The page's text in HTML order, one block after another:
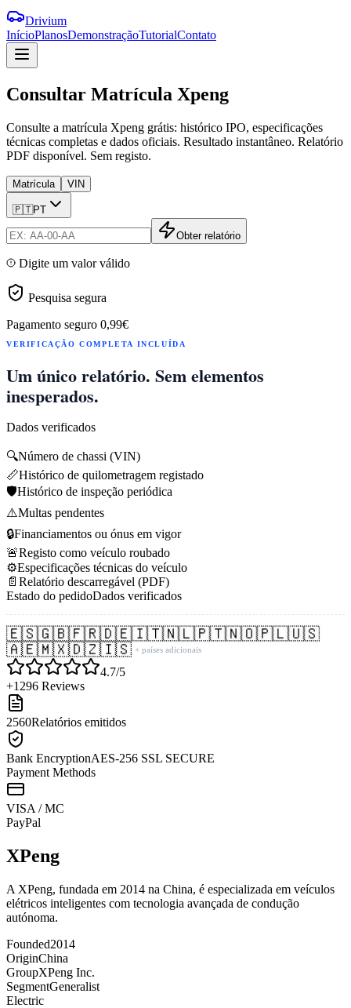
Drivium
InícioPlanosDemonstraçãoTutorialContato
Consultar Matrícula Xpeng
Consulte a matrícula Xpeng grátis: histórico IPO, especificações
técnicas completas e dados oficiais. Resultado instantâneo. Relatório
PDF disponível. Sem registo.
Matrícula VIN
🇵🇹PT
Obter relatório
Digite um valor válido
Pesquisa segura
Pagamento seguro 0,99€
VERIFICAÇÃO COMPLETA INCLUÍDA
Um único relatório. Sem elementos
inesperados.
Dados verificados
🔍Número de chassi (VIN)
📏Histórico de quilometragem registado
🛡️Histórico de inspeção periódica
⚠️Multas pendentes
🔒Financiamentos ou ónus em vigor
🚨Registo como veículo roubado
⚙️Especificações técnicas do veículo
📄 Relatório descarregável (PDF)
Estado do pedidoDados verificados
🇪🇸🇬🇧🇫🇷🇩🇪🇮🇹🇳🇱🇵🇹🇳🇴🇵🇱🇺🇸
🇦🇪🇲🇽🇩🇿🇮🇸 + países adicionais
4.7/5
+1296 Reviews
2560Relatórios emitidos
Bank EncryptionAES-256 SSL SECURE
Payment Methods
VISA / MC
PayPal
XPeng
A XPeng, fundada em 2014 na China, é especializada em veículos
elétricos inteligentes com tecnologia avançada de condução
autónoma.
Founded2014
OriginChina
GroupXPeng Inc.
SegmentGeneralist
Electric